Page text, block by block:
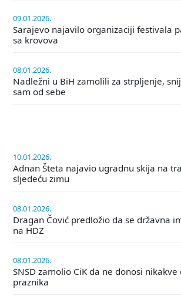
09.01.2026.
Sarajevo najavilo organizaciji festivala
sa krovova
08.01.2026.
Nadležni u BiH zamolili za strpljenje,
sam od sebe
10.01.2026.
Adnan Šteta najavio ugradnu skija na
sljedeću zimu
08.01.2026.
Dragan Čović predložio da se državna
na HDZ
08.01.2026.
SNSD zamolio CiK da ne donosi
praznika